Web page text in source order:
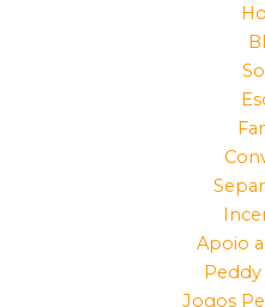
Apoio
Jogos